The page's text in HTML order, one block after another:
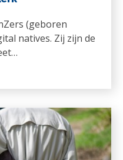
(geboren
natives. Zij zijn de